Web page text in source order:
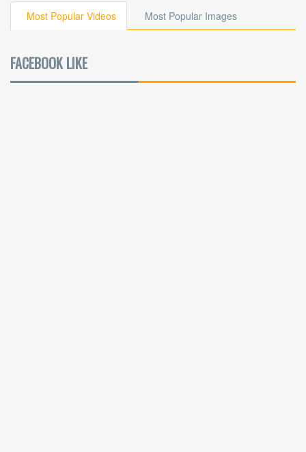
Most Popular Videos Most Popular Images
FACEBOOK LIKE